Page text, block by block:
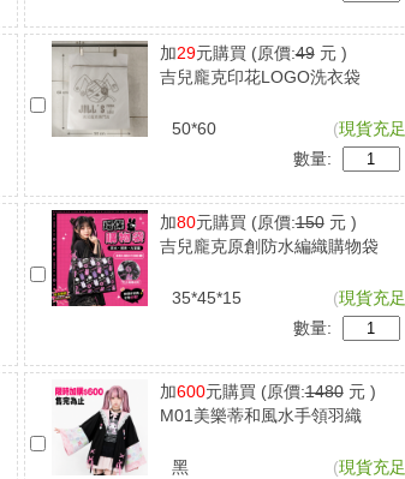
加29元購買 (原價:49元 )
吉兒龐克印花LOGO洗衣袋
50*60 (現貨充足
數量:
加80元購買 (原價:150元 )
吉兒龐克原創防水編織購物袋
35*45*15 (現貨充足
數量:
加600元購買 (原價:1480元 )
M01美樂蒂和風水手領羽織
黑 (現貨充足